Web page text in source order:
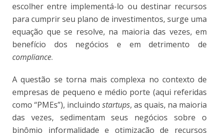
escolher entre implementá-lo ou destinar recursos
para cumprir seu plano de investimentos, surge uma
equação que se resolve, na maioria das vezes, em
benefício dos negócios e em detrimento de
compliance.
A questão se torna mais complexa no contexto de
empresas de pequeno e médio porte (aqui referidas
como “PMEs”), incluindo startups, as quais, na maioria
das vezes, sedimentam seus negócios sobre o
binômio informalidade e otimização de recursos